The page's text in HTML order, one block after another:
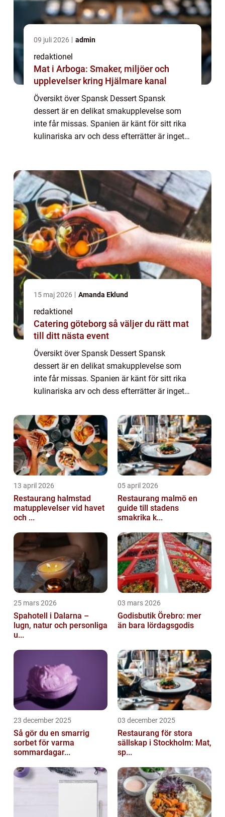
09 juli 2026 admin
redaktionel
Mat i Arboga: Smaker, miljöer och
upplevelser kring Hjälmare kanal
Översikt över Spansk Dessert Spansk
dessert är en delikat smakupplevelse som
inte får missas. Spanien är känt för sitt rika
kulinariska arv och dess efterrätter är inget
15 maj 2026 Amanda Eklund
redaktionel
Catering göteborg så väljer du rätt mat
till ditt nästa event
Översikt över Spansk Dessert Spansk
dessert är en delikat smakupplevelse som
inte får missas. Spanien är känt för sitt rika
kulinariska arv och dess efterrätter är inget
en grundlig översikt över spansk desse...
13 april 2026
Restaurang halmstad
matupplevelser vid havet
och ...
05 april 2026
Restaurang malmö en
guide till stadens
smakrika k...
25 mars 2026
Spahotell i Dalarna –
lugn, natur och personliga
u...
03 mars 2026
Godisbutik Örebro: mer
än bara lördagsgodis
23 december 2025
Så gör du en smarrig
sorbet för varma
sommardagar...
03 december 2025
Restaurang för stora
sällskap i Stockholm: Mat,
sp...